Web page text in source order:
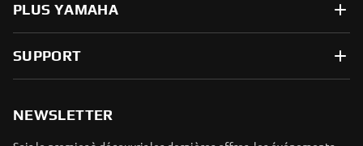
PLUS YAMAHA
SUPPORT
NEWSLETTER